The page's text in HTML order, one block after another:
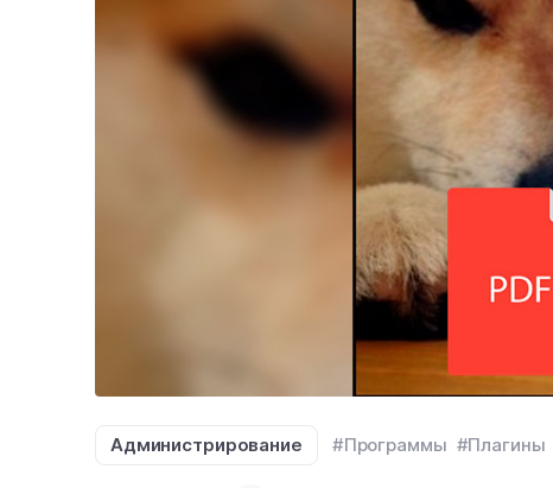
Администрирование #Программы #Плагины